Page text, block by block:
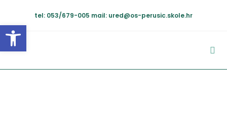
Open toolbar
tel: 053/679-005 mail: ured@os-perusic.skole.hr